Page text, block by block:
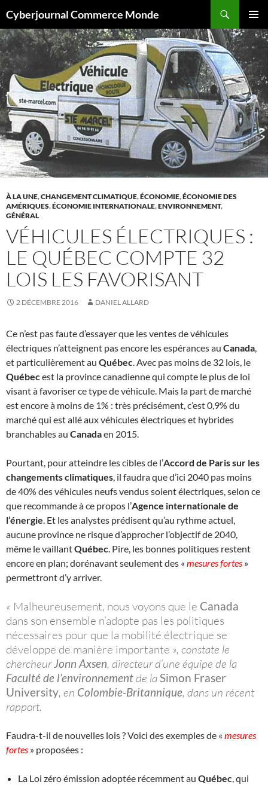
au
contenu
Cyberjournal Commerce Monde
MENU
À LA UNE,CHANGEMENT CLIMATIQUE,ÉCONOMIE,ÉCONOMIE DES
AMÉRIQUES,ÉCONOMIE INTERNATIONALE,ENVIRONNEMENT,
GÉNÉRAL
VÉHICULES ÉLECTRIQUES :
LE QUÉBEC COMPTE 32
LOIS LES FAVORISANT
2 DÉCEMBRE 2016 DANIEL ALLARD
Ce n’est pas faute d’essayer que les ventes de véhicules
électriques n’atteignent pas encore les espérances au Canada,
et particulièrement au Québec. Avec pas moins de 32 lois, le
Québecest la province canadienne qui compte le plus de loi
visant à favoriser ce type de véhicule. Mais la part de marché
est encore à moins de 1% : très précisément, c’est 0,9% du
marché qui est allé aux véhicules électriques et hybrides
branchables au Canadaen 2015.
Pourtant, pour atteindre les cibles de l’Accord de Paris sur les
changements climatiques, il faudra que d’ici 2040 pas moins
de 40% des véhicules neufs vendus soient électriques, selon ce
que recommande à ce propos l’Agence internationale de
l’énergie. Et les analystes prédisent qu’au rythme actuel,
aucune province ne risque d’approcher l’objectif de 2040,
même le vaillantQuébec. Pire, les bonnes politiques restent
encore en plan; dorénavant seulement des « mesures fortes »
permettront d’y arriver.
« Malheureusement, nous voyons que le Canada
dans son ensemble n’adopte pas les politiques
nécessaires pour que la mobilité électrique se
développe de manière importante », constate le
chercheurJonn Axsen, directeur d’une équipe de la
Faculté de l’environnementde laSimon Fraser
University, en Colombie-Britannique, dans un récent
rapport.
Faudra-t-il de nouvelles lois ? Voici des exemples de « mesures
fortes » proposées :
La Loi zéro émission adoptée récemment au Québec, qui